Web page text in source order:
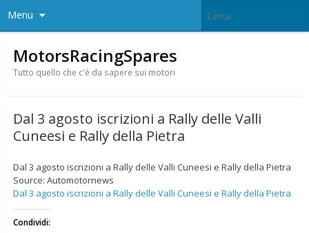
Menu
MotorsRacingSpares
Tutto quello che c'è da sapere sui motori
Dal 3 agosto iscrizioni a Rally delle Valli
Cuneesi e Rally della Pietra
Dal 3 agosto iscrizioni a Rally delle Valli Cuneesi e Rally della Pietra
Source: Automotornews
Dal 3 agosto iscrizioni a Rally delle Valli Cuneesi e Rally della Pietra
Condividi: